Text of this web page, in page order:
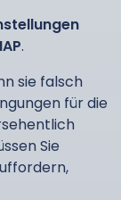
.
sie falsch
für die
Sie